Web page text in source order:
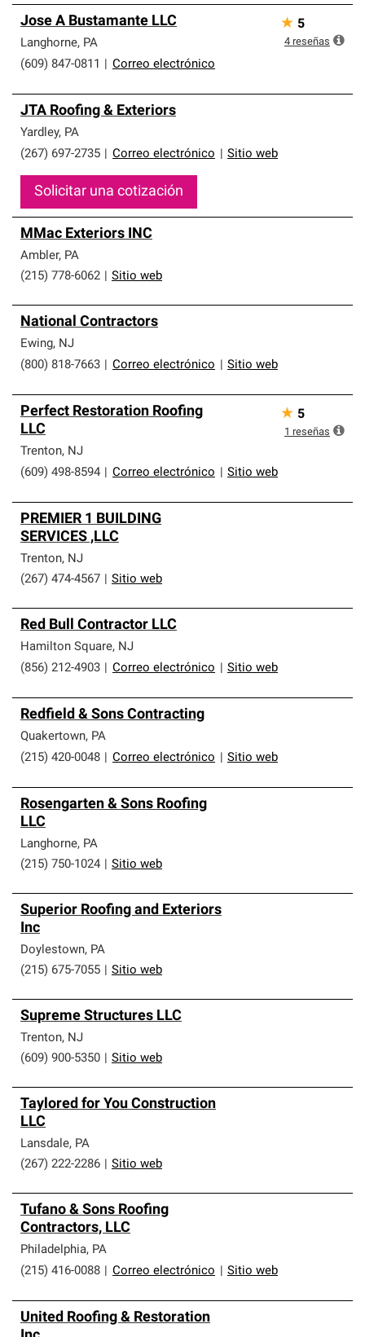
Jose A Bustamante LLC
Langhorne, PA
(609) 847-0811
Correo electrónico
★ 5
4 reseñas
JTA Roofing & Exteriors
Yardley, PA
(267) 697-2735
Correo electrónico Sitio web
Solicitar una cotización
MMac Exteriors INC
Ambler, PA
(215) 778-6062
Sitio web
National Contractors
Ewing, NJ
(800) 818-7663
Correo electrónico Sitio web
Perfect Restoration Roofing
LLC
Trenton, NJ
(609) 498-8594
Correo electrónico Sitio web
★ 5
1 reseñas
PREMIER 1 BUILDING
SERVICES ,LLC
Trenton, NJ
(267) 474-4567
Sitio web
Red Bull Contractor LLC
Hamilton Square, NJ
(856) 212-4903
Correo electrónico Sitio web
Redfield & Sons Contracting
Quakertown, PA
(215) 420-0048
Correo electrónico Sitio web
Rosengarten & Sons Roofing
LLC
Langhorne, PA
(215) 750-1024
Sitio web
Superior Roofing and Exteriors
Inc
Doylestown, PA
(215) 675-7055
Sitio web
Supreme Structures LLC
Trenton, NJ
(609) 900-5350
Sitio web
Taylored for You Construction
LLC
Lansdale, PA
(267) 222-2286
Sitio web
Tufano & Sons Roofing
Contractors, LLC
Philadelphia, PA
(215) 416-0088
Correo electrónico Sitio web
United Roofing & Restoration